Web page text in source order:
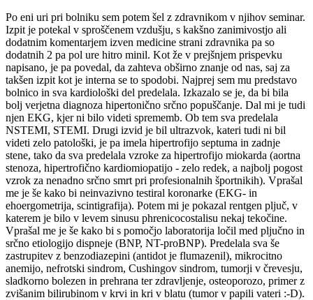
Po eni uri pri bolniku sem potem šel z zdravnikom v njihov seminar.
Izpit je potekal v sproščenem vzdušju, s kakšno zanimivostjo ali
dodatnim komentarjem izven medicine strani zdravnika pa so
dodatnih 2 pa pol ure hitro minil. Kot že v prejšnjem prispevku
napisano, je pa povedal, da zahteva obširno znanje od nas, saj za
takšen izpit kot je interna se to spodobi. Najprej sem mu predstavo
bolnico in sva kardiološki del predelala. Izkazalo se je, da bi bila
bolj verjetna diagnoza hipertonično srčno popuščanje. Dal mi je tudi
njen EKG, kjer ni bilo videti sprememb. Ob tem sva predelala
NSTEMI, STEMI. Drugi izvid je bil ultrazvok, kateri tudi ni bil
videti zelo patološki, je pa imela hipertrofijo septuma in zadnje
stene, tako da sva predelala vzroke za hipertrofijo miokarda (aortna
stenoza, hipertrofično kardiomiopatijo - zelo redek, a najbolj pogost
vzrok za nenadno srčno smrt pri profesionalnih športnikih). Vprašal
me je še kako bi neinvazivno testiral koronarke (EKG- in
ehoergometrija, scintigrafija). Potem mi je pokazal rentgen pljuč, v
katerem je bilo v levem sinusu phrenicocostalisu nekaj tekočine.
Vprašal me je še kako bi s pomočjo laboratorija ločil med pljučno in
srčno etiologijo dispneje (BNP, NT-proBNP). Predelala sva še
zastrupitev z benzodiazepini (antidot je flumazenil), mikrocitno
anemijo, nefrotski sindrom, Cushingov sindrom, tumorji v črevesju,
sladkorno bolezen in prehrana ter zdravljenje, osteoporozo, primer z
zvišanim bilirubinom v krvi in kri v blatu (tumor v papili vateri :-D).